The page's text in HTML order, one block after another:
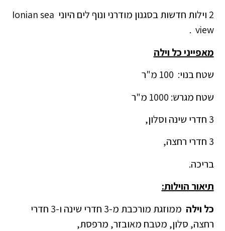
2 וילות חדשות בסגנון מודרני ונוף לים היוני Ionian sea
view .
מאפייני כל וילה
שטח בנוי: 100 מ"ר
שטח מגרש: 1000 מ"ר
3 חדרי שינה וסלון,
3 חדרי רחצה,
בריכה.
תיאור הוילות:
כל וילה
ממוזגת מורכבת מ-3 חדרי שינה ו-3 חדרי
רחצה, סלון, מטבח מאובזר, מרפסת,